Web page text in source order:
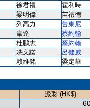
徐君禮 霍利時
梁明偉 苗禮德
列高力 告東尼
韋達 蔡約翰
杜鵬志 蔡約翰
冼文諾 呂健威
賴維銘
梁定華
派彩 (HK$)